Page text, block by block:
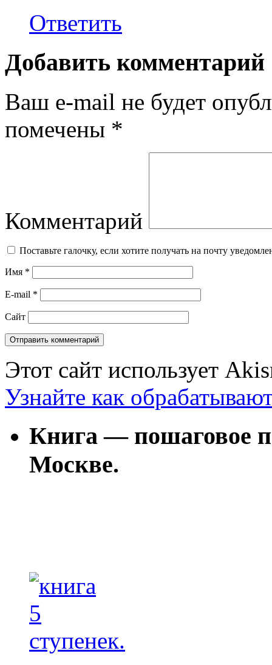
Ответить
Добавить комментарий
Ваш e-mail не будет
помечены *
Комментарий
Поставьте галочку, если хотите получать на почту
Имя *
E-mail *
Сайт
Этот сайт использует
Узнайте как
Книга — пошаговое
Москве.